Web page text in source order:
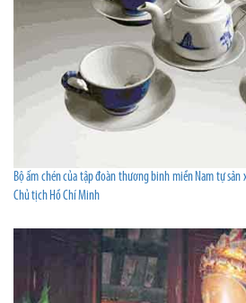
Bộ ấm chén của tập đoàn thương binh miền Nam tự
Chủ tịch Hồ Chí Minh